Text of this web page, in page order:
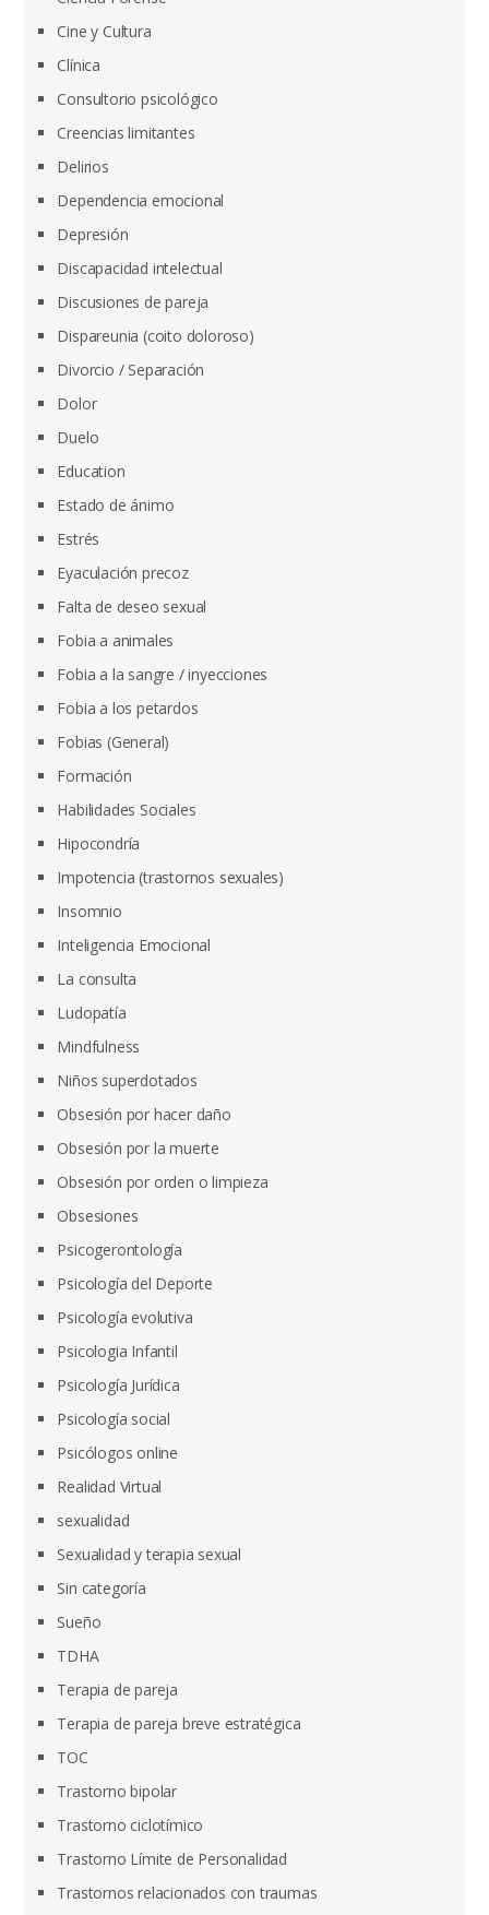
Cine y Cultura
Clínica
Consultorio psicológico
Creencias limitantes
Delirios
Dependencia emocional
Depresión
Discapacidad intelectual
Discusiones de pareja
Dispareunia (coito doloroso)
Divorcio / Separación
Dolor
Duelo
Education
Estado de ánimo
Estrés
Eyaculación precoz
Falta de deseo sexual
Fobia a animales
Fobia a la sangre / inyecciones
Fobia a los petardos
Fobias (General)
Formación
Habilidades Sociales
Hipocondría
Impotencia (trastornos sexuales)
Insomnio
Inteligencia Emocional
La consulta
Ludopatía
Mindfulness
Niños superdotados
Obsesión por hacer daño
Obsesión por la muerte
Obsesión por orden o limpieza
Obsesiones
Psicogerontología
Psicología del Deporte
Psicología evolutiva
Psicologia Infantil
Psicología Jurídica
Psicología social
Psicólogos online
Realidad Virtual
sexualidad
Sexualidad y terapia sexual
Sin categoría
Sueño
TDHA
Terapia de pareja
Terapia de pareja breve estratégica
TOC
Trastorno bipolar
Trastorno ciclotímico
Trastorno Límite de Personalidad
Trastornos relacionados con traumas